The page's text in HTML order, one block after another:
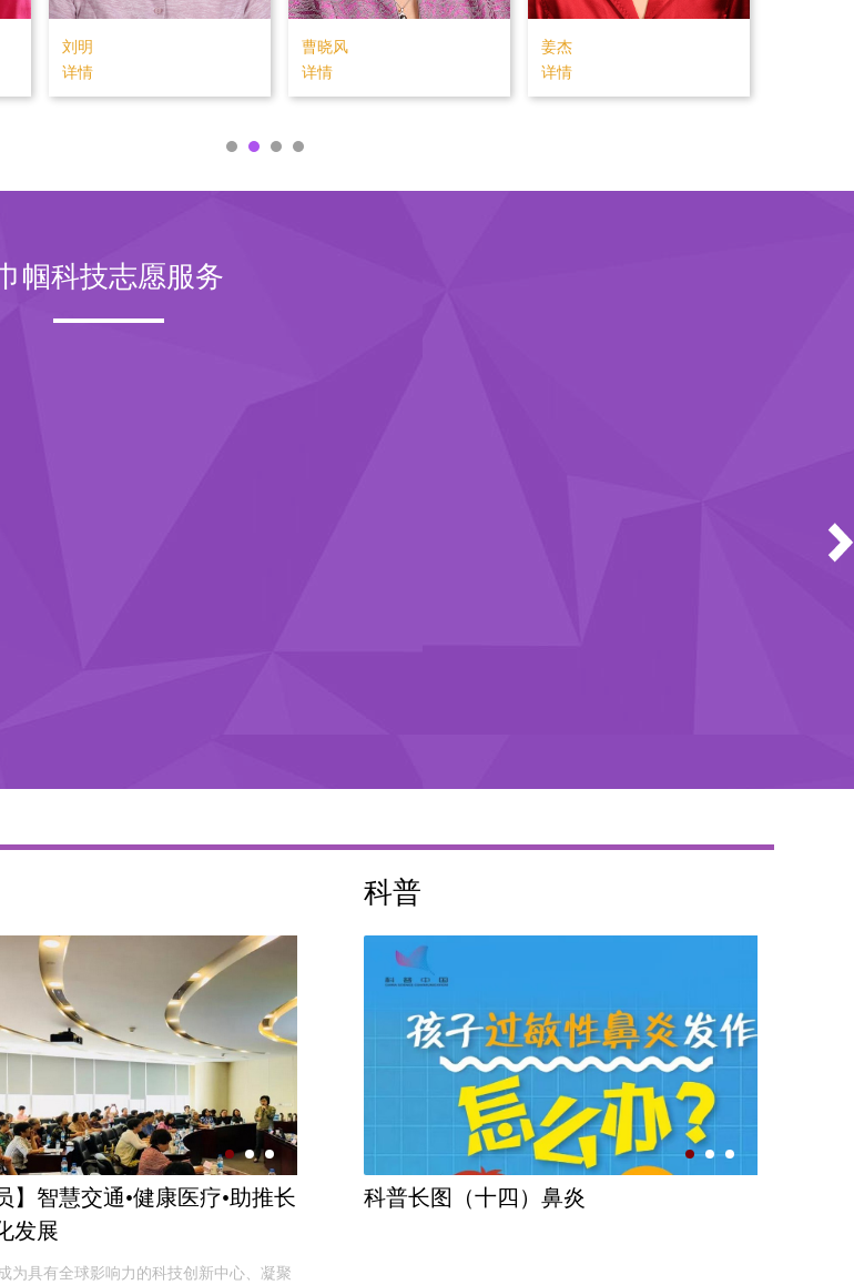
黄如
详情
顾瑛
详情
谢毅
详情
帼科技志愿服务
】智慧交通•健康医疗•助推长
发展
为具有全球影响力的科技创新中心、凝聚
科普
科普长图（十四）鼻炎